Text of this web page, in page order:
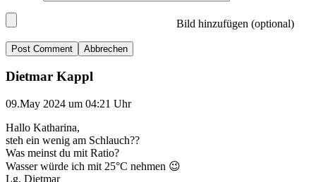
Bild hinzufügen (optional)
Abbrechen
Dietmar Kappl
09.May 2024 um 04:21 Uhr
Hallo Katharina,
steh ein wenig am Schlauch??
Was meinst du mit Ratio?
Wasser würde ich mit 25°C nehmen 😉
Lg. Dietmar